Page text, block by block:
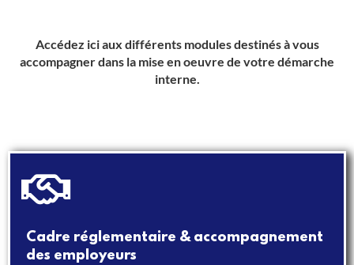
Accédez ici aux différents modules destinés à vous
accompagner dans la mise en oeuvre de votre démarche
interne.
Cadre réglementaire & accompagnement
des employeurs